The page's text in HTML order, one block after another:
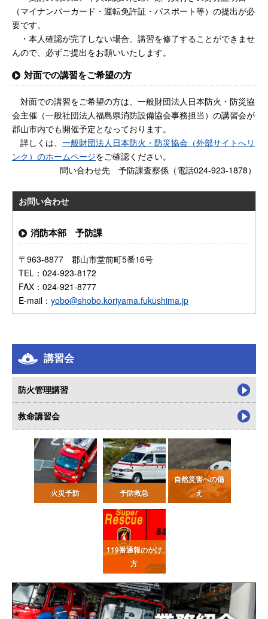
（マイナンバーカード・運転免許証・パスポート等）の提出が必
要です。
・本人確認が完了しない場合、講習を修了することができませ
んので、必ずご提出をお願いいたします。
対面での講習をご希望の方
対面での講習をご希望の方は、一般財団法人日本防火・防災協
会主催（一般社団法人福島県消防設備協会事務担当）の講習会が
郡山市内でも開催予定となっております。
詳しくは、 一般財団法人日本防火・防災協会（外部サイトへリ
ンク）のホームページをご確認ください。
問い合わせ先 予防課査察係（電話024-923-1878）
お問い合わせ
消防本部 予防課
〒963-8877 郡山市堂前町5番16号
TEL：024-923-8172
FAX：024-921-8777
E-mail： yobo@shobo.koriyama.fukushima.jp
講習会
防火管理講習
救命講習会
火災予防 予防救急
自然災害への備
え
119番通報のかけ
方